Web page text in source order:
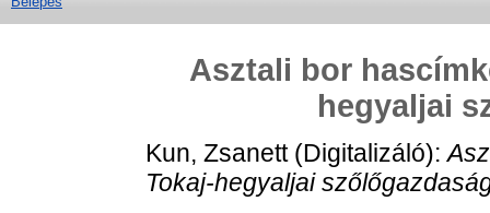
Asztali bor
hegyaljai
Kun, Zsanett(Digitalizáló):
Tokaj-hegyaljai